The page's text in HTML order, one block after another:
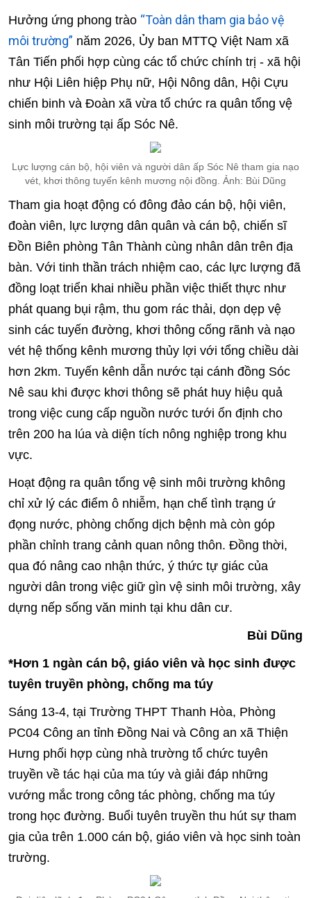
Hưởng ứng phong trào “Toàn dân tham gia bảo vệ
môi trường” năm 2026, Ủy ban MTTQ Việt Nam xã
Tân Tiến phối hợp cùng các tổ chức chính trị - xã hội
như Hội Liên hiệp Phụ nữ, Hội Nông dân, Hội Cựu
chiến binh và Đoàn xã vừa tổ chức ra quân tổng vệ
sinh môi trường tại ấp Sóc Nê.
Lực lượng cán bộ, hội viên và người dân ấp Sóc Nê tham gia nạo
vét, khơi thông tuyến kênh mương nội đồng. Ảnh: Bùi Dũng
Tham gia hoạt động có đông đảo cán bộ, hội viên,
đoàn viên, lực lượng dân quân và cán bộ, chiến sĩ
Đồn Biên phòng Tân Thành cùng nhân dân trên địa
bàn. Với tinh thần trách nhiệm cao, các lực lượng đã
đồng loạt triển khai nhiều phần việc thiết thực như
phát quang bụi rậm, thu gom rác thải, dọn dẹp vệ
sinh các tuyến đường, khơi thông cống rãnh và nạo
vét hệ thống kênh mương thủy lợi với tổng chiều dài
hơn 2km. Tuyến kênh dẫn nước tại cánh đồng Sóc
Nê sau khi được khơi thông sẽ phát huy hiệu quả
trong việc cung cấp nguồn nước tưới ổn định cho
trên 200 ha lúa và diện tích nông nghiệp trong khu
vực.
Hoạt động ra quân tổng vệ sinh môi trường không
chỉ xử lý các điểm ô nhiễm, hạn chế tình trạng ứ
đọng nước, phòng chống dịch bệnh mà còn góp
phần chỉnh trang cảnh quan nông thôn. Đồng thời,
qua đó nâng cao nhận thức, ý thức tự giác của
người dân trong việc giữ gìn vệ sinh môi trường, xây
dựng nếp sống văn minh tại khu dân cư.
Bùi Dũng
*Hơn 1 ngàn cán bộ, giáo viên và học sinh được
tuyên truyền phòng, chống ma túy
Sáng 13-4, tại Trường THPT Thanh Hòa, Phòng
PC04 Công an tỉnh Đồng Nai và Công an xã Thiện
Hưng phối hợp cùng nhà trường tổ chức tuyên
truyền về tác hại của ma túy và giải đáp những
vướng mắc trong công tác phòng, chống ma túy
trong học đường. Buổi tuyên truyền thu hút sự tham
gia của trên 1.000 cán bộ, giáo viên và học sinh toàn
trường.